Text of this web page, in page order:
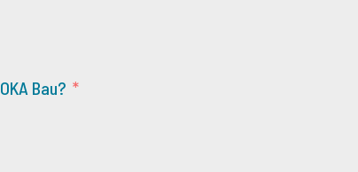
Bau?